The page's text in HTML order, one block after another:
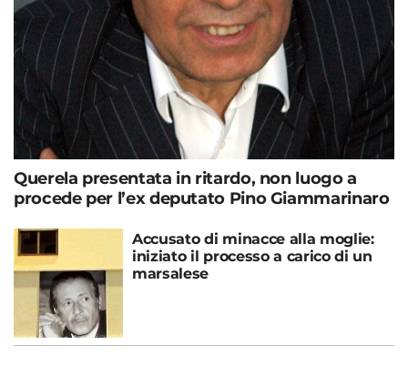
Querela presentata in ritardo, non luogo a
procede per l’ex deputato Pino Giammarinaro
Accusato di minacce alla moglie:
iniziato il processo a carico di un
marsalese